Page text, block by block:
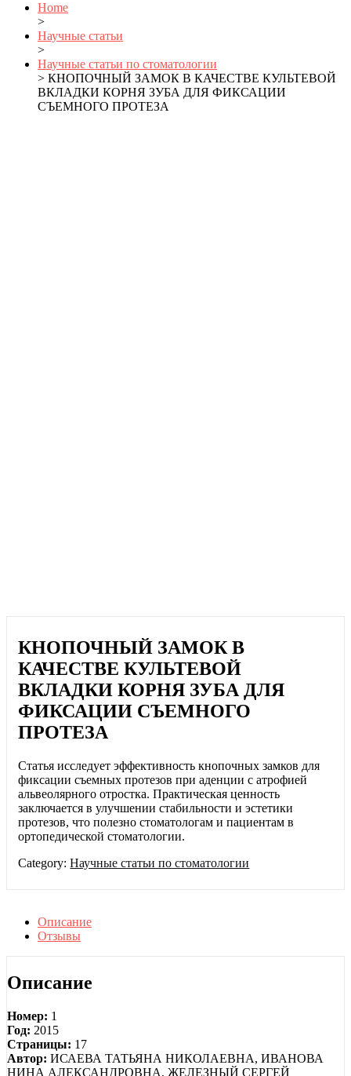
Home
>
Научные статьи
>
Научные статьи по стоматологии
> КНОПОЧНЫЙ ЗАМОК В КАЧЕСТВЕ КУЛЬТЕВОЙ
ВКЛАДКИ КОРНЯ ЗУБА ДЛЯ ФИКСАЦИИ
СЪЕМНОГО ПРОТЕЗА
КНОПОЧНЫЙ ЗАМОК В
КАЧЕСТВЕ КУЛЬТЕВОЙ
ВКЛАДКИ КОРНЯ ЗУБА ДЛЯ
ФИКСАЦИИ СЪЕМНОГО
ПРОТЕЗА
Статья исследует эффективность кнопочных замков для
фиксации съемных протезов при аденции с атрофией
альвеолярного отростка. Практическая ценность
заключается в улучшении стабильности и эстетики
протезов, что полезно стоматологам и пациентам в
ортопедической стоматологии.
Category:Научные статьи по стоматологии
Описание
Отзывы
Описание
Номер: 1
Год: 2015
Страницы: 17
Автор: ИСАЕВА ТАТЬЯНА НИКОЛАЕВНА, ИВАНОВА
НИНА АЛЕКСАНДРОВНА, ЖЕЛЕЗНЫЙ СЕРГЕЙ